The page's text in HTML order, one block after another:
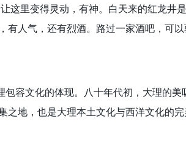
这里变得灵动，有神。白天来的红龙井
人气，还有烈酒。路过一家酒吧，可以
容文化的体现。八十年代初，大理的美
之地，也是大理本土文化与西洋文化的